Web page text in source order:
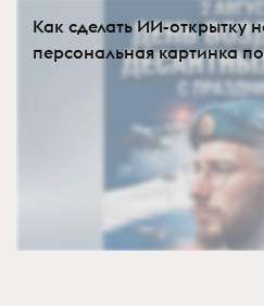
Как сделать ИИ-открытку
персональная картинка